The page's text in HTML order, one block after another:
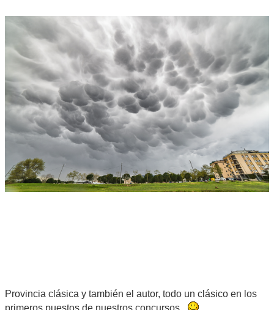
Provincia clásica y también el autor, todo un clásico en los